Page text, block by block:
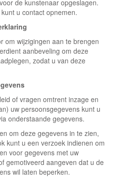
de kunstenaar opgeslagen.
u contact opnemen.
om wijzigingen aan te brengen
aanbeveling om deze
zodat u van deze
of vragen omtrent inzage en
uw persoonsgegevens kunt u
onderstaande gegevens.
om deze gegevens in te zien,
kunt u een verzoek indienen om
voor gegevens met uw
gemotiveerd aangeven dat u de
wil laten beperken.